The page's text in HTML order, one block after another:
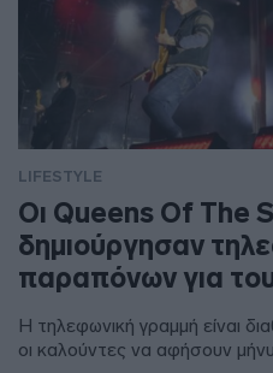
LIFESTYLE
Οι Queens Of The
δημιούργησαν
παραπόνων για
Η τηλεφωνική γραμμή είναι
οι καλούντες να αφήσουν